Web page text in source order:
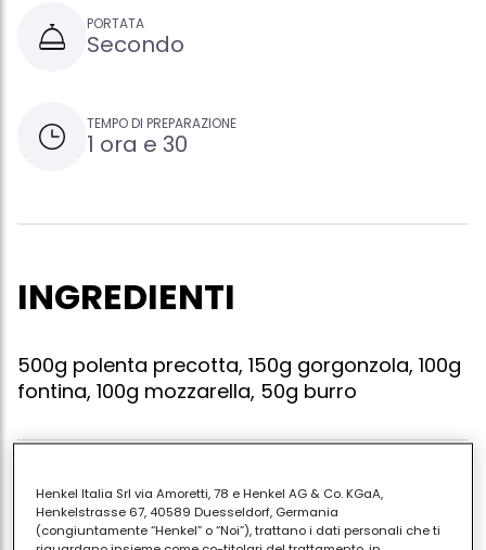
PORTATA
Secondo
TEMPO DI PREPARAZIONE
1 ora e 30
INGREDIENTI
500g polenta precotta, 150g gorgonzola, 100g
fontina, 100g mozzarella, 50g burro
Cucinare la polenta precotta con l'aggiunta di sale
per 3 minuti mescolando. far raffreddare in un
contenitore rettangolare. tagliare i formaggi a piccoli
Henkel Italia Srl via Amoretti, 78 e Henkel AG & Co. KGaA,
Henkelstrasse 67, 40589 Duesseldorf, Germania
(congiuntamente “Henkel” o “Noi”), trattano i dati personali che ti